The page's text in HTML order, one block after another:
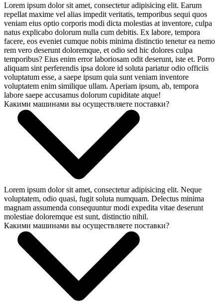
Lorem ipsum dolor sit amet, consectetur adipisicing elit. Earum
repellat maxime vel alias impedit veritatis, temporibus sequi quos
veniam eius optio corporis modi dicta molestias at inventore, culpa
natus explicabo dolorum nulla cum debitis. Ex labore, tempora
facere, eos eveniet cumque nobis minima distinctio tenetur ea nemo
rem vero deserunt doloremque, et odio sed hic dolores culpa
temporibus? Eius enim error laboriosam odit deserunt, iste et. Porro
aliquam sint perferendis ipsa dolore id soluta pariatur odio officiis
voluptatum esse, a saepe ipsum quia sunt veniam inventore
voluptatem enim similique ullam. Aperiam ipsum, ab, tempora
labore saepe accusamus dolorum cupiditate atque!
Какими машинами вы осуществляете поставки?
Lorem ipsum dolor sit amet, consectetur adipisicing elit. Neque
voluptatem, odio quasi, fugit soluta numquam. Delectus minima
magnam assumenda consequuntur modi expedita vitae deserunt
molestiae doloremque est sunt, distinctio nihil.
Какими машинами вы осуществляете поставки?